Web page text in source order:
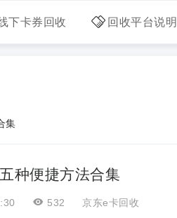
下卡券回收 回收平台说明
集
种便捷方法合集
532 京东e卡回收